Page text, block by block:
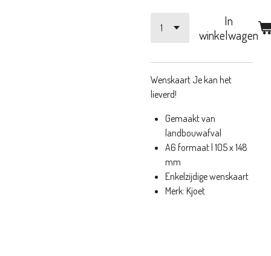
In
winkelwagen
Wenskaart Je kan het
lieverd!
Gemaakt van
landbouwafval
A6 formaat | 105 x 148
mm
Enkelzijdige wenskaart
Merk: Kjoet